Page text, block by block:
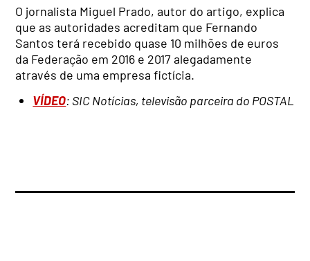
O jornalista Miguel Prado, autor do artigo, explica
que as autoridades acreditam que Fernando
Santos terá recebido quase 10 milhões de euros
da Federação em 2016 e 2017 alegadamente
através de uma empresa fictícia.
VÍDEO: SIC Notícias, televisão parceira do POSTAL